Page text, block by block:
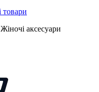
Жіночі аксесуари